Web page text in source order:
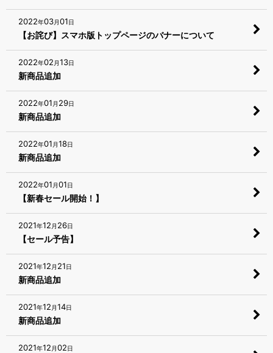
2022年03月01日
【お詫び】スマホ版トップページのバナーについて
2022年02 月13日
新商品追加
2022年01 月 29日
新商品追加
2022年01 月18日
新商品追加
2022年01 月01日
【新春セール開始！】
2021年12 月 26日
【セール予告】
2021年12 月 21日
新商品追加
2021年12 月14日
新商品追加
2021年12 月02日